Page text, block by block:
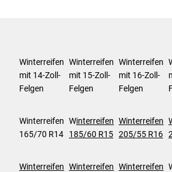
Winterreifen
mit 14-Zoll-
Felgen
Winterreifen
mit 15-Zoll-
Felgen
Winterreifen
mit 16-Zoll-
Felgen
Winterreifen
165/70 R14
Winterreifen
185/60 R15
Winterreifen
205/55 R16
Winterreifen Winterreifen Winterreifen